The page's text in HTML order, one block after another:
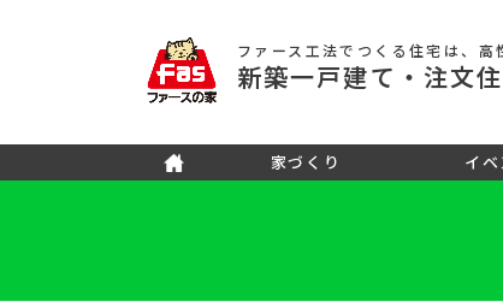
ファース工法でつくる住宅 は、高
新築一戸建て ・注文
家づくり イ